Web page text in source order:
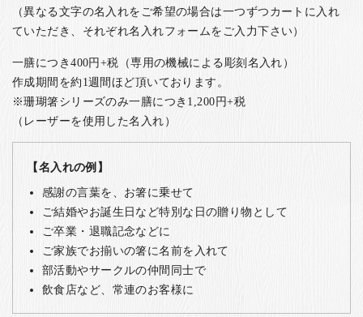
（異なる文字の名入れをご希望の場合は一つずつカートに入れ
ていただき、それぞれ名入れフォームをご入力下さい）
一膳につき400円+税（専用の機械による彫刻名入れ）
作成期間を約1週間ほど頂いております。
※珊瑚箸シリーズのみ一膳につき1,200円+税
（レーザーを使用した名入れ）
【名入れの例】
感謝の言葉を、お箸に乗せて
ご結婚やお誕生日など特別な日の贈り物として
ご卒業・退職記念などに
ご家族でお揃いの箸に名前を入れて
部活動やサークルの仲間同士で
飲食店など、常連のお客様に